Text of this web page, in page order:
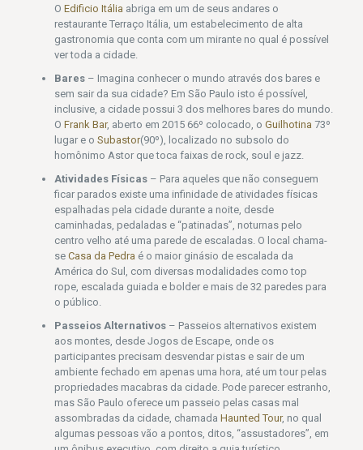
O Edificio Itália abriga em um de seus andares o
restaurante Terraço Itália, um estabelecimento de alta
gastronomia que conta com um mirante no qual é possível
ver toda a cidade.
Bares– Imagina conhecer o mundo através dos bares e
sem sair da sua cidade? Em São Paulo isto é possível,
inclusive, a cidade possui 3 dos melhores bares do mundo.
O Frank Bar, aberto em 2015 66º colocado, o Guilhotina 73º
lugar e o Subastor(90º), localizado no subsolo do
homônimo Astor que toca faixas de rock, soul e jazz.
Atividades Físicas– Para aqueles que não conseguem
ficar parados existe uma infinidade de atividades físicas
espalhadas pela cidade durante a noite, desde
caminhadas, pedaladas e “patinadas”, noturnas pelo
centro velho até uma parede de escaladas. O local chama-
se Casa da Pedra é o maior ginásio de escalada da
América do Sul, com diversas modalidades como top
rope, escalada guiada e bolder e mais de 32 paredes para
o público.
Passeios Alternativos– Passeios alternativos existem
aos montes, desde Jogos de Escape, onde os
participantes precisam desvendar pistas e sair de um
ambiente fechado em apenas uma hora, até um tour pelas
propriedades macabras da cidade. Pode parecer estranho,
mas São Paulo oferece um passeio pelas casas mal
assombradas da cidade, chamada Haunted Tour, no qual
algumas pessoas vão a pontos, ditos, “assustadores”, em